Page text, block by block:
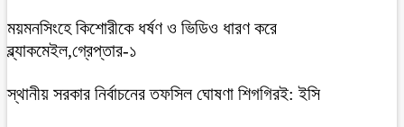
ময়মনসিংহে কিশোরীকে ধর্ষণ ও ভিডিও ধারণ করে
ব্ল্যাকমেইল,গ্রেপ্তার-১
স্থানীয় সরকার নির্বাচনের তফসিল ঘোষণা শিগগিরই: ইসি